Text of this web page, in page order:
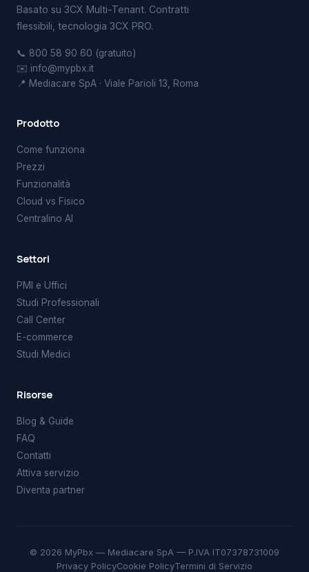
Basato su 3CX Multi-Tenant. Contratti
flessibili, tecnologia 3CX PRO.
📞 800 58 90 60 (gratuito)
✉️ info@mypbx.it
📍 Mediacare SpA · Viale Parioli 13, Roma
Prodotto
Come funziona
Prezzi
Funzionalità
Cloud vs Fisico
Centralino AI
Settori
PMI e Uffici
Studi Professionali
Call Center
E-commerce
Studi Medici
Risorse
Blog & Guide
FAQ
Contatti
Attiva servizio
Diventa partner
© 2026 MyPbx — Mediacare SpA — P.IVA IT07378731009
Privacy PolicyCookie PolicyTermini di Servizio